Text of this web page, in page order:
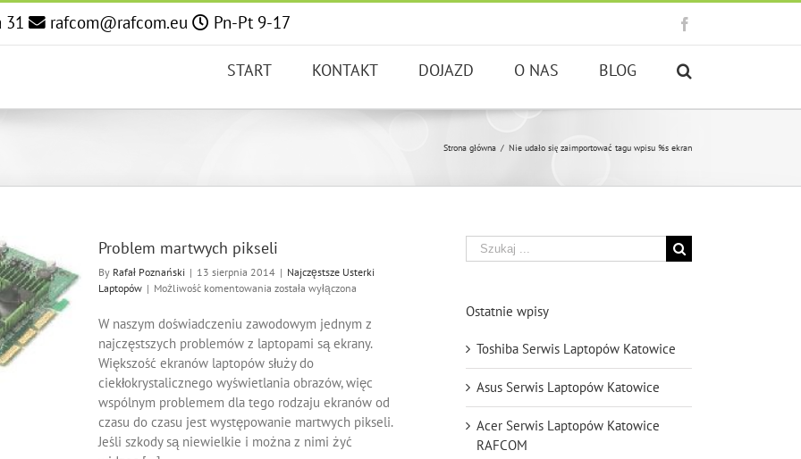
31 rafcom@rafcom.eu Pn-Pt 9-17
START KONTAKT DOJAZD O NAS BLOG
Strona główna / Nie udało się zaimportować tagu wpisu %s ekran
Problem martwych pikseli
By Rafał Poznański | 13 sierpnia 2014 | Najczęstsze Usterki
Laptopów | Możliwość komentowania Problem
pikseli
została wyłączona
W naszym doświadczeniu zawodowym jednym z
najczęstszych problemów z laptopami są ekrany.
Większość ekranów laptopów służy do
ciekłokrystalicznego wyświetlania obrazów, więc
wspólnym problemem dla tego rodzaju ekranów od
czasu do czasu jest występowanie martwych pikseli.
Jeśli szkody są niewielkie i można z nimi żyć
Szukaj
Ostatnie wpisy
Toshiba Serwis Laptopów Katowice
Asus Serwis Laptopów Katowice
Acer Serwis Laptopów Katowice
RAFCOM